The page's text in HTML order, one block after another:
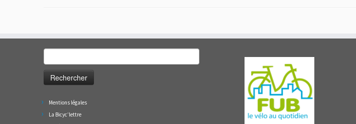
Mentions légales
La Bicyc’lettre